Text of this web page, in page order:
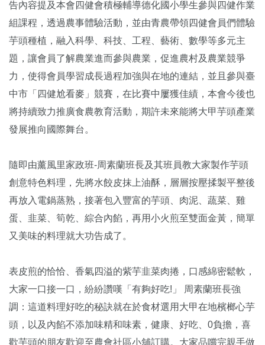
告內容提及本會四健會積極輔導德化國小學生參與四健作業
組課程，透過農事體驗活動，並由青農帶領四健會員們體驗
芋頭種植，融入科學、科技、工程、藝術、數學等多元主
題，讓會員了解農業進而參與農業，促進農村及農業競爭
力，使得會員學習成長過程加強與在地的連結，並且參與臺
中市「四健尬看麥」競賽，在比賽中屢獲佳績，本會今後也
將持續致力推廣食農教育活動，期許未來能將大甲芋頭產業
發展推向國際舞台。
隨即由薰風里家政班-周素蘭班長及其班員教大家製作芋頭
創意特色料理，先將水餃皮抹上油酥，層層按壓揉製平整後
再放入電鍋蒸熟，接著包入豐富的芋頭、肉泥、蔬菜、雞
蛋、韭菜、筍乾、綜合內餡，再用小火煎至雙面金黃，簡單
又美味的料理就大功告成了。
表皮煎的恰恰、香氣四溢的紫芋韭菜肉捲，口感綿密鬆軟，
大家一口接一口，紛紛讚嘆「有夠好吃!」 周素蘭班長強
調：這道料理好吃的秘訣就在於食材選用大甲在地檳榔心芋
頭，以及內餡不添加味精和味素，健康、好吃、0負擔，喜
歡芋頭的朋友歡迎至農會社區小舖訂購。大家品嚐完親手做